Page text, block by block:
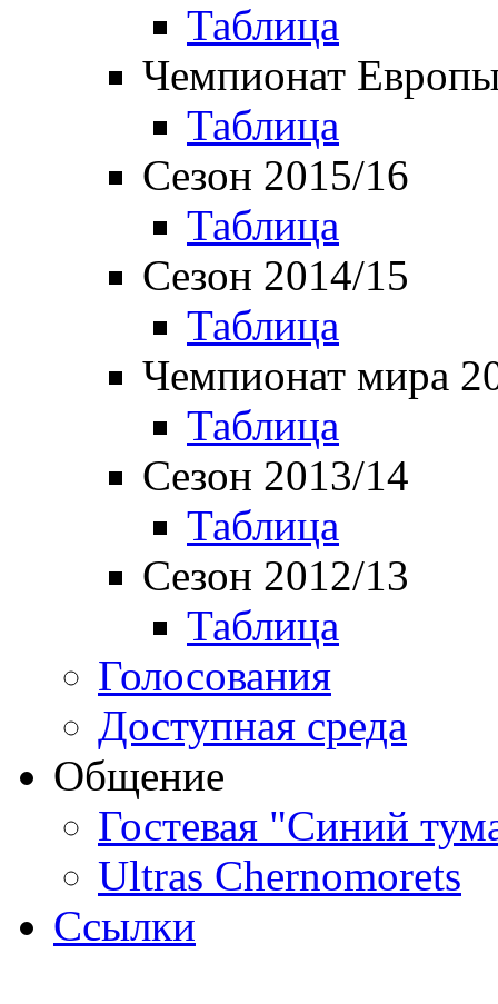
Таблица
Чемпионат
Таблица
Сезон 2015/16
Таблица
Сезон 2014/15
Таблица
Чемпионат мира
Таблица
Сезон 2013/14
Таблица
Сезон 2012/13
Таблица
Голосования
Доступная среда
Общение
Гостевая "Синий
Ultras Chernomorets
Ссылки